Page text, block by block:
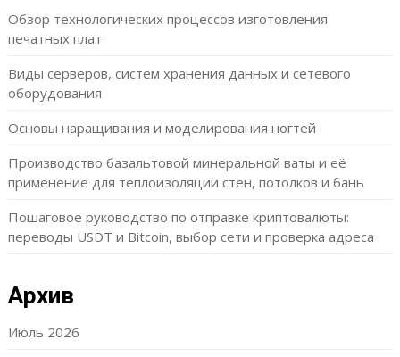
Обзор технологических процессов изготовления
печатных плат
Виды серверов, систем хранения данных и сетевого
оборудования
Основы наращивания и моделирования ногтей
Производство базальтовой минеральной ваты и её
применение для теплоизоляции стен, потолков и бань
Пошаговое руководство по отправке криптовалюты:
переводы USDT и Bitcoin, выбор сети и проверка адреса
Архив
Июль 2026